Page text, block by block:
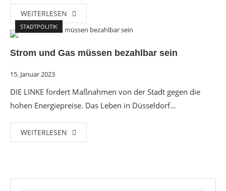
WEITERLESEN
STADTPOLITIK
Strom und Gas müssen bezahlbar sein
15. Januar 2023
DIE LINKE fordert Maßnahmen von der Stadt gegen die
hohen Energiepreise. Das Leben in Düsseldorf…
WEITERLESEN